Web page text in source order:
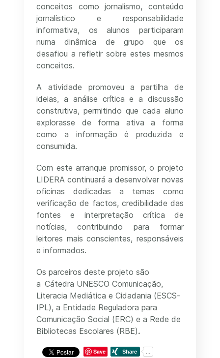
conceitos como jornalismo, conteúdo
jornalístico e responsabilidade
informativa, os alunos participaram
numa dinâmica de grupo que os
desafiou a refletir sobre estes mesmos
conceitos.
A atividade promoveu a partilha de
ideias, a análise crítica e a discussão
construtiva, permitindo que cada aluno
explorasse de forma ativa a forma
como a informação é produzida e
consumida.
Com este arranque promissor, o projeto
LIDERA continuará a desenvolver novas
oficinas dedicadas a temas como
verificação de factos, credibilidade das
fontes e interpretação crítica de
notícias, contribuindo para formar
leitores mais conscientes, responsáveis
e informados.
Os parceiros deste projeto são
a Cátedra UNESCO Comunicação,
Literacia Mediática e Cidadania (ESCS-
IPL), a Entidade Reguladora para
Comunicação Social (ERC) e a Rede de
Bibliotecas Escolares (RBE).
Save